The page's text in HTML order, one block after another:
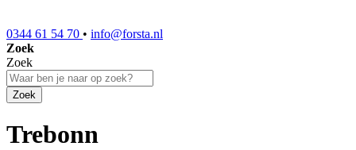
0344 61 54 70 • info@forsta.nl
Zoek
Zoek
Zoek
Trebonn